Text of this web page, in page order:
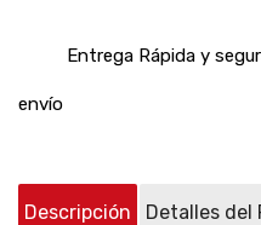
Entrega Rápida y
envío
Descripción Detalles del